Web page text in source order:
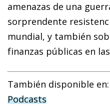
amenazas de una
sorprendente
mundial, y también
finanzas públicas en
También disponible en:
Podcasts